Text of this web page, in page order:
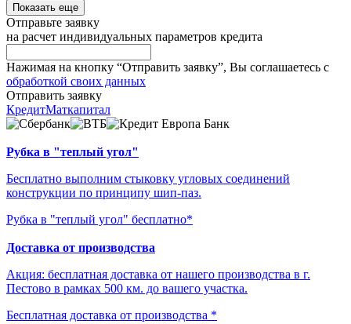
Показать еще
Отправьте заявку
на расчет индивидуальных параметров кредита
Нажимая на кнопку “Отправить заявку”, Вы соглашаетесь с
обработкой своих данных
Отправить заявку
КредитМаткапитал
Рубка в "теплый угол"
Бесплатно выполним стыковку угловых соединений
конструкции по принципу шип-паз.
Рубка в "теплый угол" бесплатно*
Доставка от производства
Акция: бесплатная доставка от нашего производства в г.
Пестово в рамках 500 км. до вашего участка.
Бесплатная доставка от производства *